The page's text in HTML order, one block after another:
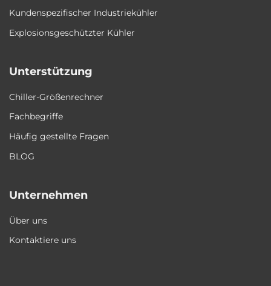
Kundenspezifischer Industriekühler
Explosionsgeschützter Kühler
Unterstützung
Chiller-Größenrechner
Fachbegriffe
Häufig gestellte Fragen
BLOG
Unternehmen
Über uns
Kontaktiere uns